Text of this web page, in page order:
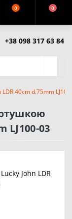
0 0
+38 098 317 63 84
40cm d.75mm
LJ100-03